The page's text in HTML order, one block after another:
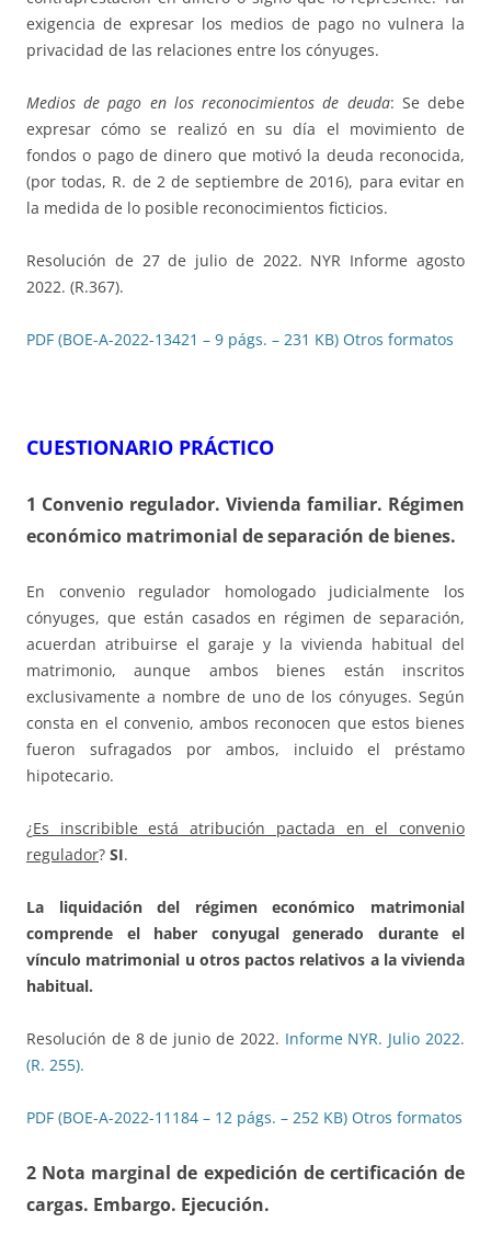
exigencia de expresar los medios de pago no vulnera la
privacidad de las relaciones entre los cónyuges.
Medios de pago en los reconocimientos de deuda: Se debe
expresar cómo se realizó en su día el movimiento de
fondos o pago de dinero que motivó la deuda reconocida,
(por todas, R. de 2 de septiembre de 2016), para evitar en
la medida de lo posible reconocimientos ficticios.
Resolución de 27 de julio de 2022. NYR Informe agosto
2022. (R.367).
PDF (BOE-A-2022-13421 – 9 págs. – 231 KB) Otros formatos
CUESTIONARIO PRÁCTICO
1 Convenio regulador. Vivienda familiar. Régimen
económico matrimonial de separación de bienes.
En convenio regulador homologado judicialmente los
cónyuges, que están casados en régimen de separación,
acuerdan atribuirse el garaje y la vivienda habitual del
matrimonio, aunque ambos bienes están inscritos
exclusivamente a nombre de uno de los cónyuges. Según
consta en el convenio, ambos reconocen que estos bienes
fueron sufragados por ambos, incluido el préstamo
hipotecario.
¿Es inscribible está atribución pactada en el convenio
regulador? SI.
La liquidación del régimen económico matrimonial
comprende el haber conyugal generado durante el
vínculo matrimonial u otros pactos relativos a la vivienda
habitual.
Resolución de 8 de junio de 2022. Informe NYR. Julio 2022.
(R. 255).
PDF (BOE-A-2022-11184 – 12 págs. – 252 KB) Otros formatos
2 Nota marginal de expedición de certificación de
cargas. Embargo. Ejecución.